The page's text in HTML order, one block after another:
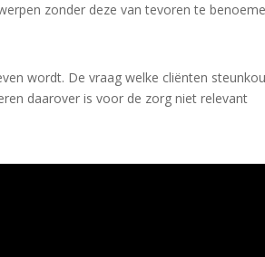
zonder deze van tevoren te
wordt. De vraag welke cliënten
daarover is voor de zorg niet relevant